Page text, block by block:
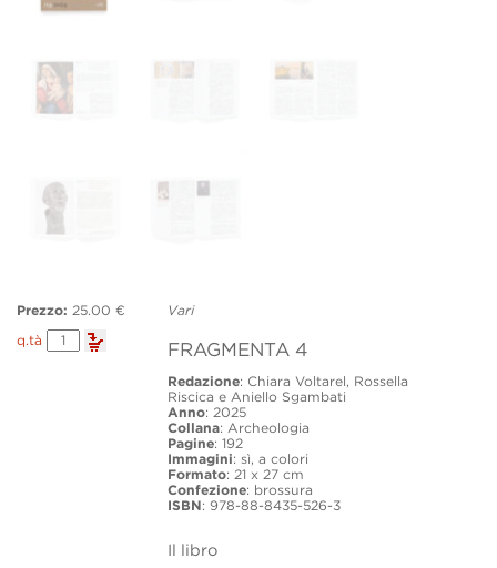
Vari
FRAGMENTA 4
Redazione: Chiara Voltarel, Rossella
Riscica e Aniello Sgambati
Anno: 2025
Collana: Archeologia
Pagine: 192
Immagini: sì, a colori
Formato: 21 x 27 cm
Confezione: brossura
ISBN: 978-88-8435-526-3
Il libro
Prezzo: 25.00 €
q.tà
FRAGMENTA
4